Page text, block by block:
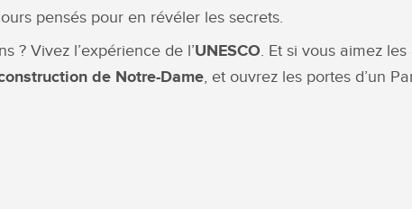
pensés pour en révéler les secrets.
? Vivez l’expérience de l’UNESCO. Et si vous aimez
de Notre-Dame, et ouvrez les portes d’un